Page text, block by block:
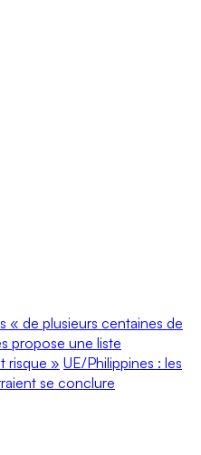
« de plusieurs centaines de
propose une liste
risque » UE/Philippines : les
se conclure